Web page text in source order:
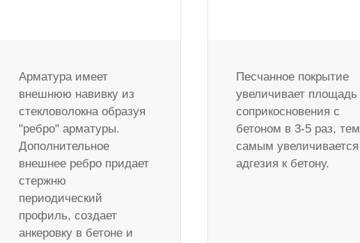
Арматура имеет
внешнюю навивку из
стекловолокна образуя
"ребро" арматуры.
Дополнительное
внешнее ребро придает
стержню
периодический
профиль, создает
анкеровку в бетоне и
Песчанное покрытие
увеличивает площадь
соприкосновения с
бетоном в 3-5 раз, тем
самым увеличивается
адгезия к бетону.